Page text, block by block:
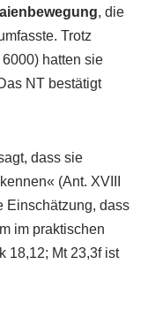
, die
Trotz
hatten sie
NT bestätigt
dass sie
(Ant. XVIII
Einschätzung, dass
im praktischen
18,12; Mt 23,3f ist